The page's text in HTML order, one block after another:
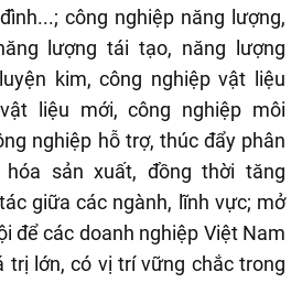
công nghiệp năng lượng,
lượng tái tạo, năng lượng
kim, công nghiệp vật liệu
liệu mới, công nghiệp môi
nghiệp hỗ trợ, thúc đẩy phân
hóa sản xuất, đồng thời tăng
giữa các ngành, lĩnh vực; mở
để các doanh nghiệp Việt Nam
trị lớn, có vị trí vững chắc trong